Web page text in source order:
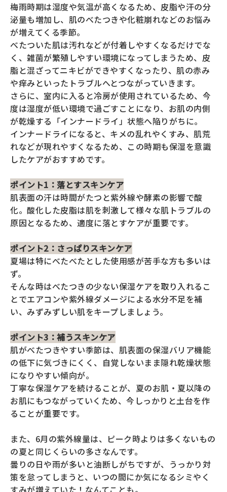
梅雨時期は湿度や気温が高くなるため、皮脂や汗の分
泌量も増加し、肌のべたつきや化粧崩れなどのお悩み
が増えてくる季節。
べたついた肌は汚れなどが付着しやすくなるだけでな
く、雑菌が繁殖しやすい環境になってしまうため、皮
脂と混ざってニキビができやすくなったり、肌の赤み
や痒みといったトラブルへとつながっていきます。
さらに、室内に入ると冷房が使用されているため、今
度は湿度が低い環境で過ごすことになり、お肌の内側
が乾燥する「インナードライ」状態へ陥りがちに。
インナードライになると、キメの乱れやくすみ、肌荒
れなどが現れやすくなるため、この時期も保湿を意識
したケアがおすすめです。
ポイント1：落とすスキンケア
肌表面の汗は時間がたつと紫外線や酵素の影響で酸
化。酸化した皮脂は肌を刺激して様々な肌トラブルの
原因となるため、適度に落とすケアが重要です。
ポイント2：さっぱりスキンケア
夏場は特にべたべたとした使用感が苦手な方も多いは
ず。
そんな時はべたつきの少ない保湿ケアを取り入れるこ
とでエアコンや紫外線ダメージによる水分不足を補
い、みずみずしい肌をキープしましょう。
ポイント3：補うスキンケア
肌がべたつきやすい季節は、肌表面の保湿バリア機能
の低下に気づきにくく、自覚しないまま隠れ乾燥状態
になりやすい傾向が。
丁寧な保湿ケアを続けることが、夏のお肌・夏以降の
お肌にもつながっていくため、今しっかりと土台を作
ることが重要です。
また、6月の紫外線量は、ピーク時よりは多くないもの
の夏と同じくらいの多さなんです。
曇りの日や雨が多いと油断しがちですが、うっかり対
策を怠ってしまうと、いつの間にか気になるシミやく
すみが増えていた！なんてことも。